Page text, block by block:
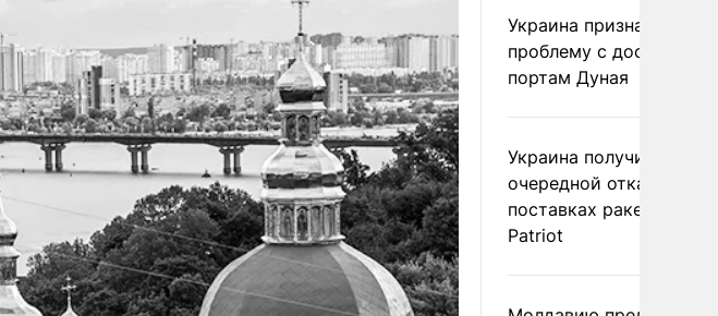
Украина признала
проблему с доступом к
портам Дуная
Украина получила
очередной отказ в
поставках ракет для
Patriot